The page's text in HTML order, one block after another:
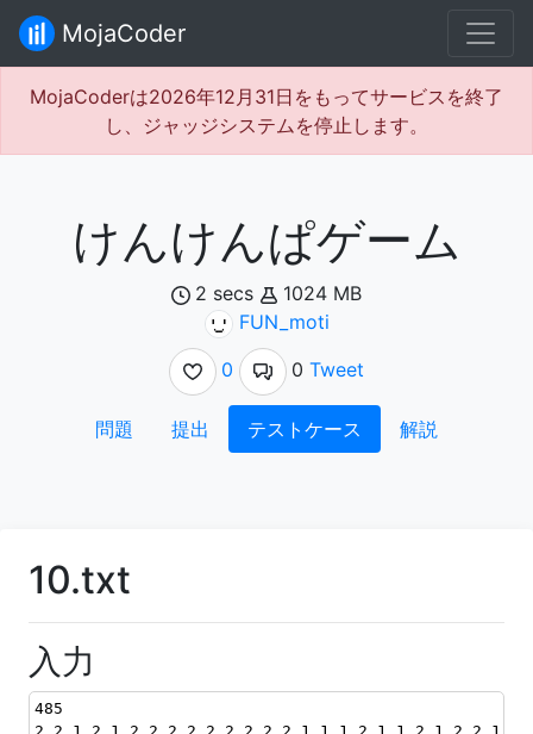
MojaCoder
MojaCoderは2026年12月31日をもってサービスを終了
し、ジャッジシステムを停止します。
けんけんぱゲーム
2 secs
1024 MB
FUN_moti
0
0 Tweet
問題 提出 テストケース 解説
10.txt
入力
485